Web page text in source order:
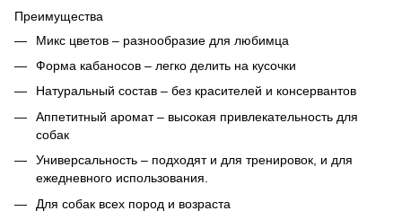
Преимущества
Микс цветов – разнообразие для любимца
Форма кабаносов – легко делить на кусочки
Натуральный состав – без красителей и консервантов
Аппетитный аромат – высокая привлекательность для
собак
Универсальность – подходят и для тренировок, и для
ежедневного использования.
Для собак всех пород и возраста